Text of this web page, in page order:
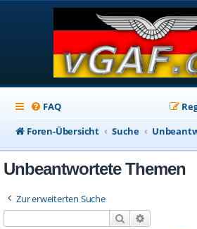
FAQ
Foren-Übersicht
Suche
Unbeantwortete Themen
Zur erweiterten Suche
Suche